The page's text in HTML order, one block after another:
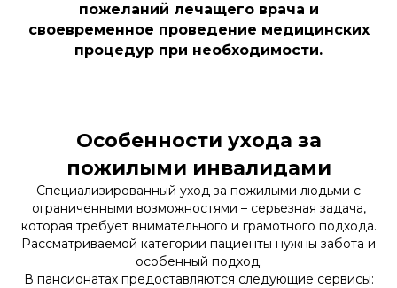
пожеланий лечащего врача и
своевременное проведение медицинских
процедур при необходимости.
Особенности ухода за
пожилыми инвалидами
Специализированный уход за пожилыми людьми с
ограниченными возможностями – серьезная задача,
которая требует внимательного и грамотного подхода.
Рассматриваемой категории пациенты нужны забота и
особенный подход.
В пансионатах предоставляются следующие сервисы: